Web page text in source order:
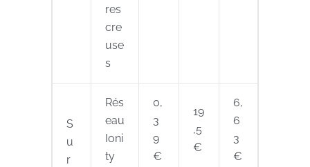
res
cre
use
s
S
u
r
Rés
eau
Ioni
ty
0,
3
9
€
19
,5
€
6,
6
3
€